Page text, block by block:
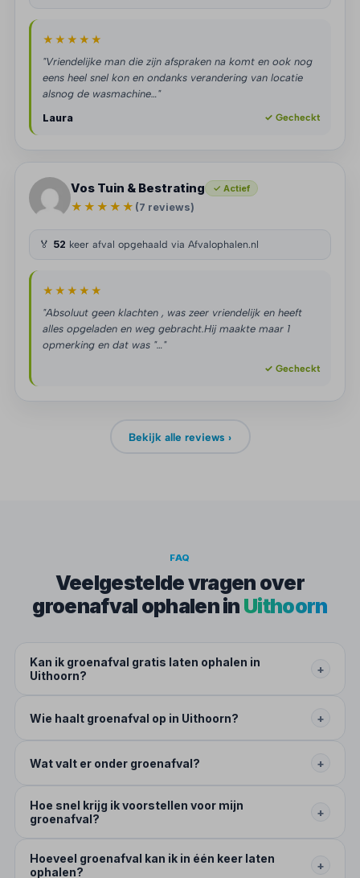
★★★★★
"Vriendelijke man die zijn afspraken na komt en ook nog
eens heel snel kon en ondanks verandering van locatie
alsnog de wasmachine…"
Laura
✓ Gecheckt
Vos Tuin & Bestrating ✓ Actief
★★★★★ (7 reviews)
🏅 52 keer afval opgehaald via Afvalophalen.nl
★★★★★
"Absoluut geen klachten , was zeer vriendelijk en heeft
alles opgeladen en weg gebracht.Hij maakte maar 1
opmerking en dat was "…"
✓ Gecheckt
Bekijk alle reviews ›
FAQ
Veelgestelde vragen over
groenafval ophalen in Uithoorn
Kan ik groenafval gratis laten ophalen in
Uithoorn?
+
Wie haalt groenafval op in Uithoorn? +
Wat valt er onder groenafval? +
Hoe snel krijg ik voorstellen voor mijn
groenafval?
+
Hoeveel groenafval kan ik in één keer laten
ophalen?
+